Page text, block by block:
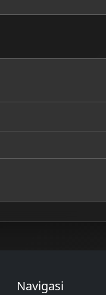
Navigasi